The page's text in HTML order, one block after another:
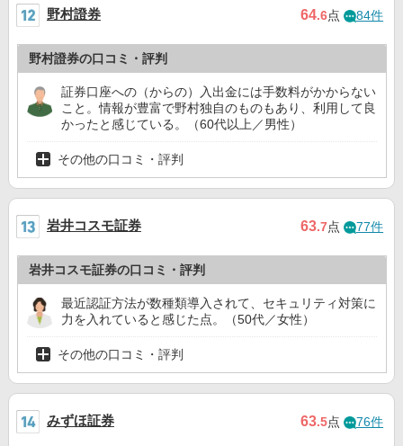
野村證券 64.6点 84件
野村證券の口コミ・評判
証券口座への（からの）入出金には手数料がかからない
こと。情報が豊富で野村独自のものもあり、利用して良
かったと感じている。（60代以上／男性）
その他の口コミ・評判
岩井コスモ証券 63.7点 77件
岩井コスモ証券の口コミ・評判
最近認証方法が数種類導入されて、セキュリティ対策に
力を入れていると感じた点。（50代／女性）
その他の口コミ・評判
みずほ証券 63.5点 76件